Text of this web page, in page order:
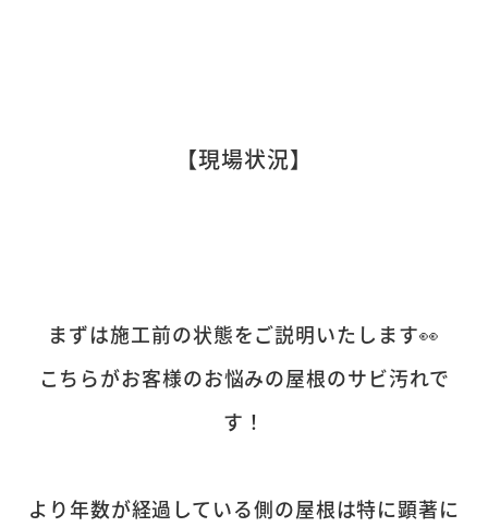
【現場状況】
まずは施工前の状態をご説明いたします👀
こちらがお客様のお悩みの屋根のサビ汚れで
す！
より年数が経過している側の屋根は特に顕著に